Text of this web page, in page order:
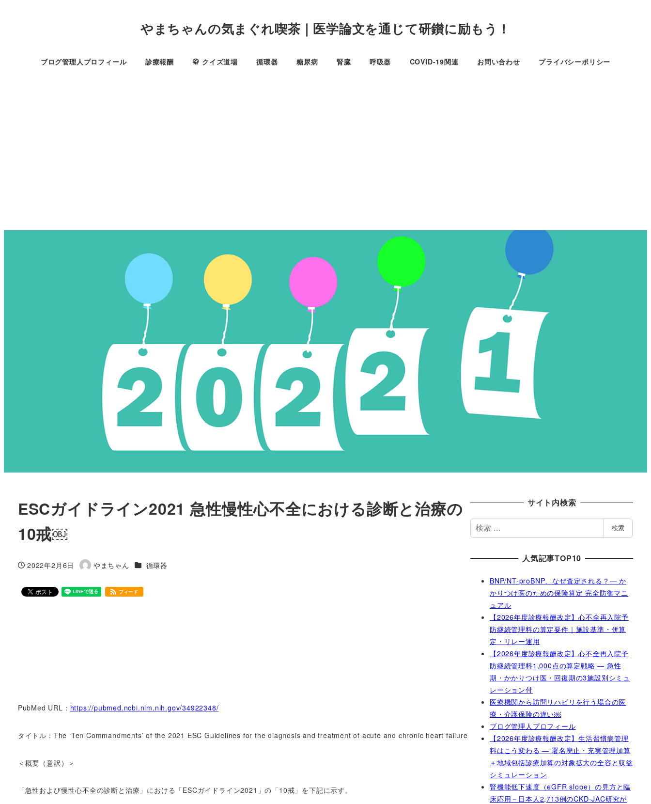
やまちゃんの気まぐれ喫茶｜医学論文を通じて研鑚に励もう！
ブログ管理人プロフィール 診療報酬 🥋 クイズ道場 循環器 糖尿病 腎臓 呼吸器 COVID-19関連 お問い合わせ プライバシーポリシー
ESCガイドライン2021 急性慢性心不全における診断と治療の
10戒￼
投稿日
2022年2月6日
著
やまちゃん カテゴリー
循環器
フィード
PubMed URL： https://pubmed.ncbi.nlm.nih.gov/34922348/
タイトル：The ‘Ten Commandments’ of the 2021 ESC Guidelines for the diagnosis and treatment of acute and chronic heart failure
＜概要（意訳）＞
「急性および慢性心不全の診断と治療」における「ESCガイドライン2021」の「10戒」を下記に示す。
サイト内検索
検
索
検索
人気記事TOP10
BNP/NT-proBNP、なぜ査定される？― か
かりつけ医のための保険算定 完全防御マニ
ュアル
【2026年度診療報酬改定】心不全再入院予
防継続管理料の算定要件｜施設基準・併算
定・リレー運用
【2026年度診療報酬改定】心不全再入院予
防継続管理料1,000点の算定戦略 ― 急性
期・かかりつけ医・回復期の3施設別シミュ
レーション付
医療機関から訪問リハビリを行う場合の医
療・介護保険の違い￼
ブログ管理人プロフィール
【2026年度診療報酬改定】生活習慣病管理
料はこう変わる ― 署名廃止・充実管理加算
＋地域包括診療加算の対象拡大の全容と収益
シミュレーション
腎機能低下速度（eGFR slope）の見方と臨
床応用－日本人2,713例のCKD-JAC研究が